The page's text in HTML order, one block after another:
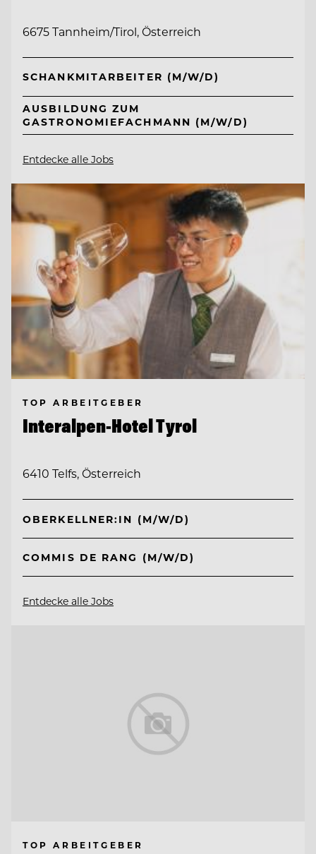
6675 Tannheim/Tirol, Österreich
SCHANKMITARBEITER (M/W/D)
AUSBILDUNG ZUM
GASTRONOMIEFACHMANN (M/W/D)
Entdecke alle Jobs
TOP ARBEITGEBER
Interalpen-Hotel Tyrol
6410 Telfs, Österreich
OBERKELLNER:IN (M/W/D)
COMMIS DE RANG (M/W/D)
Entdecke alle Jobs
TOP ARBEITGEBER